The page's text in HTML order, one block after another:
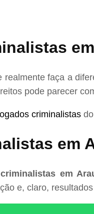
realmente faça a
pode parecer
criminalistas
em
em
e, claro,